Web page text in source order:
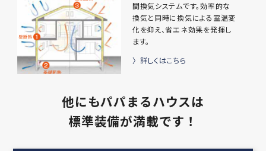
間換気システムです。効率的な
換気と同時に換気による室温変
化を抑え、省エネ効果を発揮し
ます。
詳しくはこちら
他にもパパまるハウスは
標準装備が満載です！